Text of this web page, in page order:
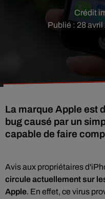
Publié : 28 avril
Crédit
La marque Apple est
bug causé par un
capable de faire
Avis aux propriétaires
circule actuellement sur
Apple. En effet, ce virus